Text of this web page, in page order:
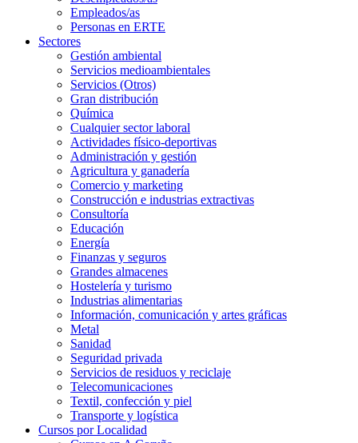
Empleados/as
Personas en ERTE
Sectores
Gestión ambiental
Servicios medioambientales
Servicios (Otros)
Gran distribución
Química
Cualquier sector laboral
Actividades físico-deportivas
Administración y gestión
Agricultura y ganadería
Comercio y marketing
Construcción e industrias extractivas
Consultoría
Educación
Energía
Finanzas y seguros
Grandes almacenes
Hostelería y turismo
Industrias alimentarias
Información, comunicación y artes gráficas
Metal
Sanidad
Seguridad privada
Servicios de residuos y reciclaje
Telecomunicaciones
Textil, confección y piel
Transporte y logística
Cursos por Localidad